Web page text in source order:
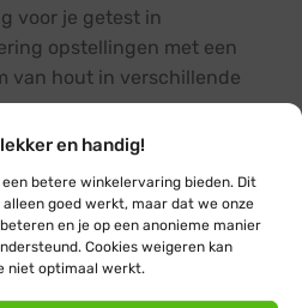
en handig!
betere winkelervaring bieden. Dit
goed werkt, maar dat we onze
en je op een anonieme manier
Cookies weigeren kan
niet optimaal werkt.
voor je getest in
opstellingen met een
van hout in verschillende
maten,
materialen
bij ons ook verkrijgbaar in
4 cm. Het combineren van